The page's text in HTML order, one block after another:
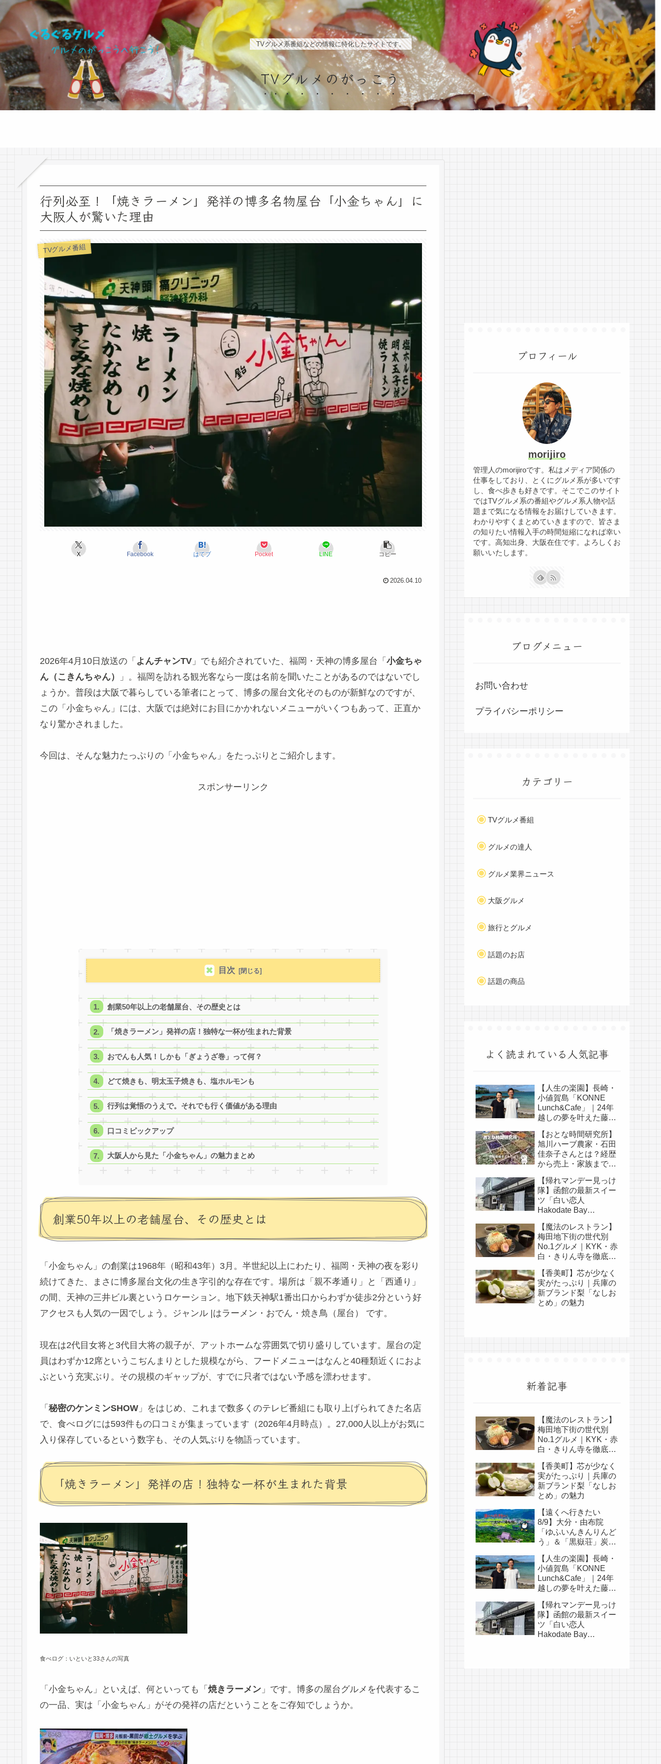
TVグルメ系番組などの情報に特化したサイトです。
TVグルメのがっこう
行列必至！「焼きラーメン」発祥の博多名物屋台「小金ちゃん」に
大阪人が驚いた理由
TVグルメ番組
X Facebook はてブ Pocket LINE コピー
2026.04.10
2026年4月10日放送の「 よんチャンTV 」でも紹介されていた、福岡・天神の博多屋台「 小金ちゃ
ん（こきんちゃん）
」。福岡を訪れる観光客なら一度は名前を聞いたことがあるのではないでし
ょうか。普段は大阪で暮らしている筆者にとって、博多の屋台文化そのものが新鮮なのですが、
この「小金ちゃん」には、大阪では絶対にお目にかかれないメニューがいくつもあって、正直か
なり驚かされました。
今回は、そんな魅力たっぷりの「小金ちゃん」をたっぷりとご紹介します。
スポンサーリンク
目次
創業50年以上の老舗屋台、その歴史とは
「焼きラーメン」発祥の店！独特な一杯が生まれた背景
おでんも人気！しかも「ぎょうざ巻」って何？
どて焼きも、明太玉子焼きも、塩ホルモンも
行列は覚悟のうえで。それでも行く価値がある理由
口コミピックアップ
大阪人から見た「小金ちゃん」の魅力まとめ
創業50年以上の老舗屋台、その歴史とは
「小金ちゃん」の創業は1968年（昭和43年）3月。半世紀以上にわたり、福岡・天神の夜を彩り
続けてきた、まさに博多屋台文化の生き字引的な存在です。場所は「親不孝通り」と「西通り」
の間、天神の三井ビル裏というロケーション。地下鉄天神駅1番出口からわずか徒歩2分という好
アクセスも人気の一因でしょう。ジャンル |はラーメン・おでん・焼き鳥（屋台） です。
現在は2代目女将と3代目大将の親子が、アットホームな雰囲気で切り盛りしています。屋台の定
員はわずか12席というこぢんまりとした規模ながら、フードメニューはなんと40種類近くにおよ
ぶという充実ぶり。その規模のギャップが、すでに只者ではない予感を漂わせます。
「 秘密のケンミンSHOW 」をはじめ、これまで数多くのテレビ番組にも取り上げられてきた名店
で、食べログには593件もの口コミが集まっています（2026年4月時点）。27,000人以上がお気に
入り保存しているという数字も、その人気ぶりを物語っています。
「焼きラーメン」発祥の店！独特な一杯が生まれた背景
食べログ：いといと33さんの写真
「小金ちゃん」といえば、何といっても「 焼きラーメン 」です。博多の屋台グルメを代表するこ
の一品、実は「小金ちゃん」がその発祥の店だということをご存知でしょうか。
プロフィール
morijiro
管理人のmorijiroです。私はメディア関係の
仕事をしており、とくにグルメ系が多いです
し、食べ歩きも好きです。そこでこのサイト
ではTVグルメ系の番組やグルメ系人物や話
題まで気になる情報をお届けしていきます。
わかりやすくまとめていきますので、皆さま
の知りたい情報入手の時間短縮になれば幸い
です。高知出身、大阪在住です。よろしくお
願いいたします。
ブログメニュー
お問い合わせ
プライバシーポリシー
カテゴリー
TVグルメ番組
グルメの達人
グルメ業界ニュース
大阪グルメ
旅行とグルメ
話題のお店
話題の商品
よく読まれている人気記事
【人生の楽園】長崎・
小値賀島「KONNE
Lunch&Cafe」｜24年
越しの夢を叶えた藤田
【おとな時間研究所】
旭川ハーブ農家・石田
佳奈子さんとは？経歴
から売上・家族まで徹
【帰れマンデー見っけ
隊】函館の最新スイー
ツ「白い恋人
Hakodate Bay
ュー・口コミ・白い恋
人の歴史まとめ
【魔法のレストラン】
梅田地下街の世代別
No.1グルメ｜KYK・赤
白・きりん寺を徹底比
【香美町】芯が少なく
実がたっぷり｜兵庫の
新ブランド梨「なしお
とめ」の魅力
新着記事
【魔法のレストラン】
梅田地下街の世代別
No.1グルメ｜KYK・赤
白・きりん寺を徹底比
【香美町】芯が少なく
実がたっぷり｜兵庫の
新ブランド梨「なしお
とめ」の魅力
【遠くへ行きたい
8/9】大分・由布院
「ゆふいんきんりんど
う」＆「黒嶽荘」炭酸
【人生の楽園】長崎・
小値賀島「KONNE
Lunch&Cafe」｜24年
越しの夢を叶えた藤田
【帰れマンデー見っけ
隊】函館の最新スイー
ツ「白い恋人
Hakodate Bay